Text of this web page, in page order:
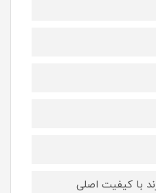
با کیفیت اصلی